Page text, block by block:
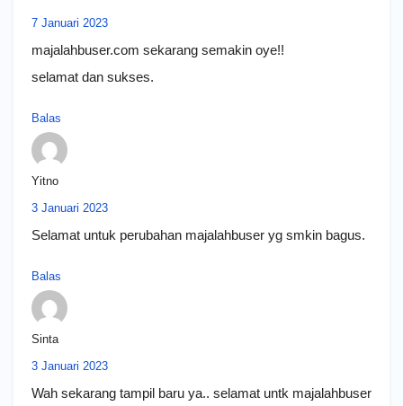
7 Januari 2023
majalahbuser.com sekarang semakin oye!!
selamat dan sukses.
Balas
Yitno
3 Januari 2023
Selamat untuk perubahan majalahbuser yg smkin bagus.
Balas
Sinta
3 Januari 2023
Wah sekarang tampil baru ya.. selamat untk majalahbuser